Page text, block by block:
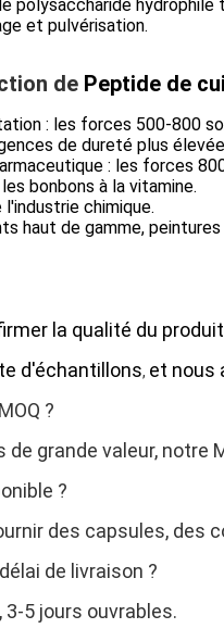
polysaccharide hydrophile
et pulvérisation.
de Peptide de
: les forces 500-800
de dureté plus
: les forces
bonbons à la vitamine.
chimique.
haut de gamme,
la qualité du
d'échantillons, et nous
?
de grande valeur,
?
des capsules,
de livraison ?
3-5 jours ouvrables.